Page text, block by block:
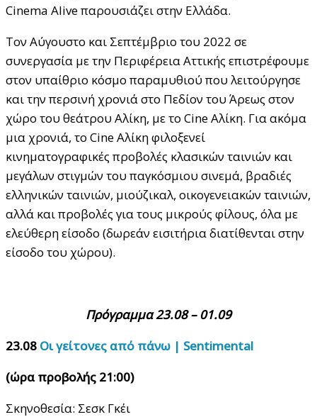
Cinema Alive παρουσιάζει στην Ελλάδα.
Τον Αύγουστο και Σεπτέμβριο του 2022 σε
συνεργασία με την Περιφέρεια Αττικής επιστρέφουμε
στον υπαίθριο κόσμο παραμυθιού που λειτούργησε
και την περσινή χρονιά στο Πεδίον του Άρεως στον
χώρο του θεάτρου Αλίκη, με το Cine Αλίκη. Για ακόμα
μια χρονιά, το Cine Αλίκη φιλοξενεί
κινηματογραφικές προβολές κλασικών ταινιών και
μεγάλων στιγμών του παγκόσμιου σινεμά, βραδιές
ελληνικών ταινιών, μιούζικαλ, οικογενειακών ταινιών,
αλλά και προβολές για τους μικρούς φίλους, όλα με
ελεύθερη είσοδο (δωρεάν εισιτήρια διατίθενται στην
είσοδο του χώρου).
Πρόγραμμα 23.08 – 01.09
23.08 Οι γείτονες από πάνω | Sentimental
(ώρα προβολής 21:00)
Σκηνοθεσία: Σεσκ Γκέι